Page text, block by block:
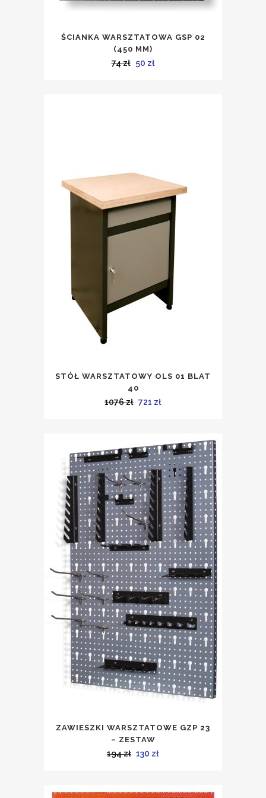
ŚCIANKA WARSZTATOWA GSP 02
(450 MM)
74zł Pierwotna
50 złAktualna
STÓŁ WARSZTATOWY OLS 01 BLAT
40
1076zł Pierwotna
1076 zł.
721 złAktualna
721 zł.
ZAWIESZKI WARSZTATOWE GZP 23
– ZESTAW
194zł Pierwotna
130 złAktualna